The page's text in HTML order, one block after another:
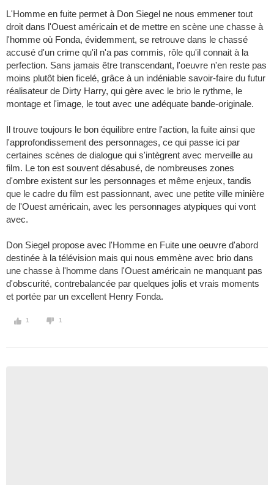
L'Homme en fuite permet à Don Siegel ne nous emmener tout
droit dans l'Ouest américain et de mettre en scène une chasse à
l'homme où Fonda, évidemment, se retrouve dans le chassé
accusé d'un crime qu'il n'a pas commis, rôle qu'il connait à la
perfection. Sans jamais être transcendant, l'oeuvre n'en reste pas
moins plutôt bien ficelé, grâce à un indéniable savoir-faire du futur
réalisateur de Dirty Harry, qui gère avec le brio le rythme, le
montage et l'image, le tout avec une adéquate bande-originale.
Il trouve toujours le bon équilibre entre l'action, la fuite ainsi que
l'approfondissement des personnages, ce qui passe ici par
certaines scènes de dialogue qui s'intègrent avec merveille au
film. Le ton est souvent désabusé, de nombreuses zones
d'ombre existent sur les personnages et même enjeux, tandis
que le cadre du film est passionnant, avec une petite ville minière
de l'Ouest américain, avec les personnages atypiques qui vont
avec.
Don Siegel propose avec l'Homme en Fuite une oeuvre d'abord
destinée à la télévision mais qui nous emmène avec brio dans
une chasse à l'homme dans l'Ouest américain ne manquant pas
d'obscurité, contrebalancée par quelques jolis et vrais moments
et portée par un excellent Henry Fonda.
1 1